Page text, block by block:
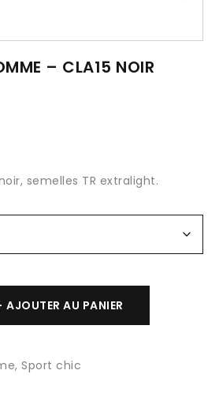
– CLA15 NOIR
semelles TR extralight.
AJOUTER AU PANIER
, Sport chic